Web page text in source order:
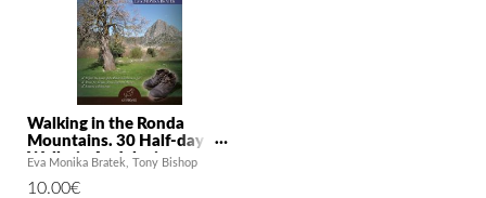
Walking in the Ronda
Mountains. 30 Half-day
Walks in Andalucia
Eva Monika Bratek Tony Bishop
10.00€